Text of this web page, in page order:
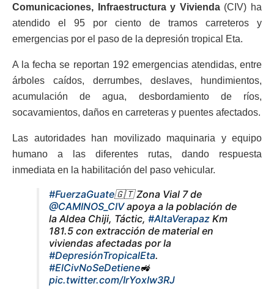
Comunicaciones, Infraestructura y Vivienda(CIV) ha
atendido el 95 por ciento de tramos carreteros y
emergencias por el paso de la depresión tropical Eta.
A la fecha se reportan 192 emergencias atendidas, entre
árboles caídos, derrumbes, deslaves, hundimientos,
acumulación de agua, desbordamiento de ríos,
socavamientos, daños en carreteras y puentes afectados.
Las autoridades han movilizado maquinaria y equipo
humano a las diferentes rutas, dando respuesta
inmediata en la habilitación del paso vehicular.
#FuerzaGuate🇬🇹 Zona Vial 7 de
@CAMINOS_CIVapoya a la población de
la Aldea Chiji, Táctic, #AltaVerapaz Km
181.5 con extracción de material en
viviendas afectadas por la
#DepresiónTropicalEta.
#ElCivNoSeDetiene🚜
pic.twitter.com/IrYoxIw3RJ